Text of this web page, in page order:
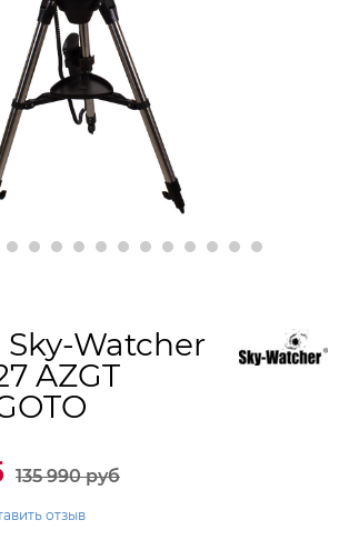
Sky-Watcher
AZGT
135 990 руб
отзыв